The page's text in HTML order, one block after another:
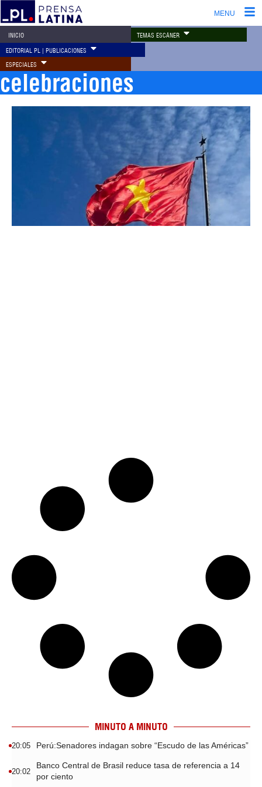
MENU
INICIO TEMAS ESCÁNER
EDITORIAL PL | PUBLICACIONES
ESPECIALES
celebraciones
MINUTO A MINUTO
20:05 Perú:Senadores indagan sobre “Escudo de las Américas”
20:02
Banco Central de Brasil reduce tasa de referencia a 14
por ciento